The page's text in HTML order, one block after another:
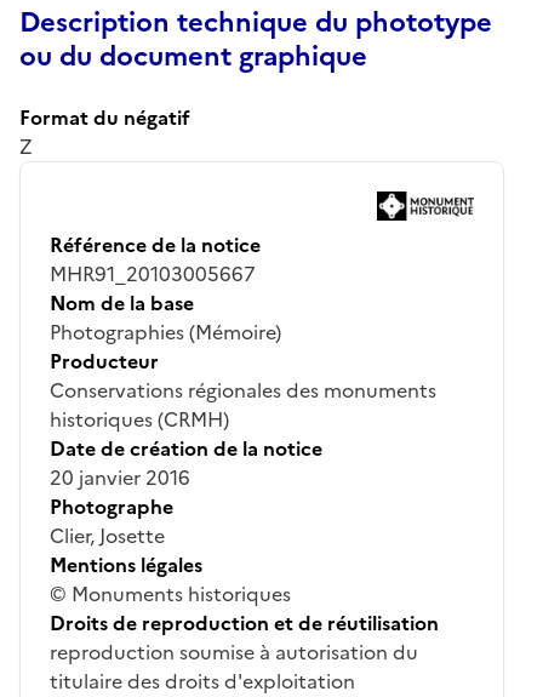
Description technique du phototype
ou du document graphique
Format du négatif
Z
Référence de la notice
MHR91_20103005667
Nom de la base
Photographies (Mémoire)
Producteur
Conservations régionales des monuments
historiques (CRMH)
Date de création de la notice
20 janvier 2016
Photographe
Clier, Josette
Mentions légales
© Monuments historiques
Droits de reproduction et de réutilisation
reproduction soumise à autorisation du
titulaire des droits d'exploitation